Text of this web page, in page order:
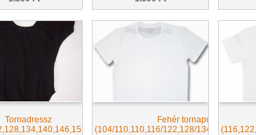
Tornadressz
Fehér tornapóló
(104/110,110,116/122,128/